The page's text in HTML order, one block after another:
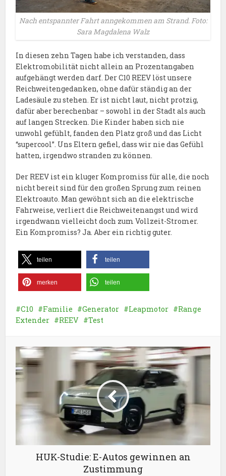
Nach entspannter Fahrt anngekommen am Strand. Foto:
Sara Magdalena Walz
In diesen zehn Tagen habe ich verstanden, dass
Elektromobilität nicht allein an Prozentangaben
aufgehängt werden darf. Der C10 REEV löst unsere
Reichweitengedanken, ohne dafür ständig an der
Ladesäule zu stehen. Er ist nicht laut, nicht protzig,
dafür aber berechenbar – sowohl in der Stadt als auch
auf langen Strecken. Die Kinder haben sich nie
unwohl gefühlt, fanden den Platz groß und das Licht
“supercool”. Uns Eltern gefiel, dass wir nie das Gefühl
hatten, irgendwo stranden zu können.
Der REEV ist ein kluger Kompromiss für alle, die noch
nicht bereit sind für den großen Sprung zum reinen
Elektroauto. Man gewöhnt sich an die elektrische
Fahrweise, verliert die Reichweitenangst und wird
irgendwann vielleicht doch zum Vollzeit-Stromer.
Ein Kompromiss? Ja. Aber ein richtig guter.
teilen teilen
merken teilen
C10 Familie Generator Leapmotor
Range
Extender
REEV Test
HUK-Studie: E-Autos gewinnen an
Zustimmung